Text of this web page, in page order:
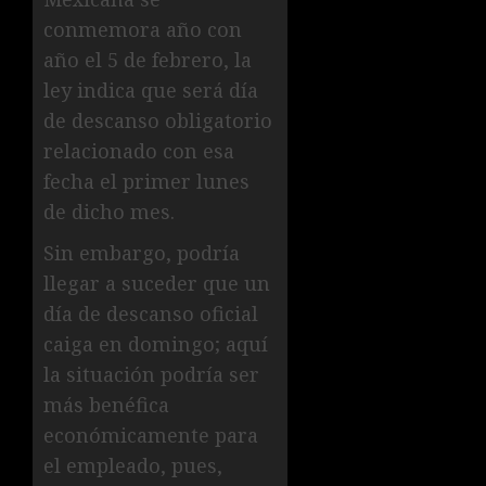
conmemora año con
año el 5 de febrero, la
ley indica que será día
de descanso obligatorio
relacionado con esa
fecha el primer lunes
de dicho mes.
Sin embargo, podría
llegar a suceder que un
día de descanso oficial
caiga en domingo; aquí
la situación podría ser
más benéfica
económicamente para
el empleado, pues,